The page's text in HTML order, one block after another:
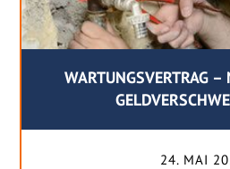
WARTUNGSVERTRAG –
24. MAI